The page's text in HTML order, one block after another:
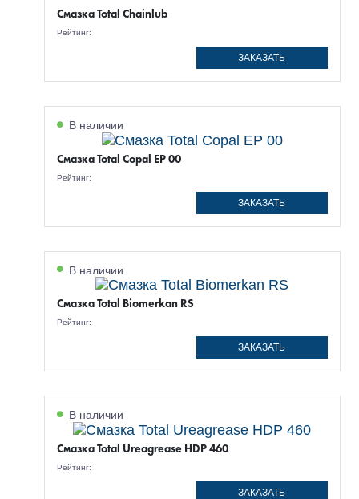
Смазка Total Chainlub
Рейтинг:
ЗАКАЗАТЬ
В наличии
Смазка Total Copal EP 00
Рейтинг:
ЗАКАЗАТЬ
В наличии
Смазка Total Biomerkan RS
Рейтинг:
ЗАКАЗАТЬ
В наличии
Смазка Total Ureagrease HDP 460
Рейтинг:
ЗАКАЗАТЬ